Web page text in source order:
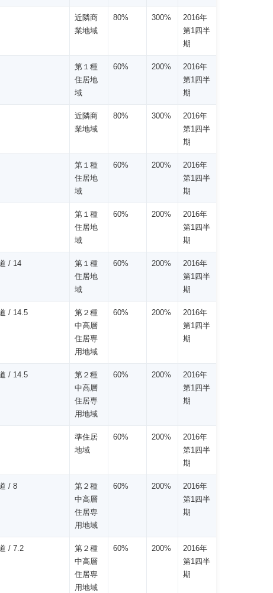
近隣商
業地域
80% 300%
2016年
第1四半
期
第１種
住居地
域
60% 200%
2016年
第1四半
期
近隣商
業地域
80% 300%
2016年
第1四半
期
第１種
住居地
域
60% 200%
2016年
第1四半
期
第１種
住居地
域
60% 200%
2016年
第1四半
期
/ 14
第１種
住居地
域
60% 200%
2016年
第1四半
期
/ 14.5
第２種
中高層
住居専
用地域
60% 200%
2016年
第1四半
期
/ 14.5
第２種
中高層
住居専
用地域
60% 200%
2016年
第1四半
期
準住居
地域
60% 200%
2016年
第1四半
期
/ 8
第２種
中高層
住居専
用地域
60% 200%
2016年
第1四半
期
/ 7.2
第２種
中高層
住居専
用地域
60% 200%
2016年
第1四半
期